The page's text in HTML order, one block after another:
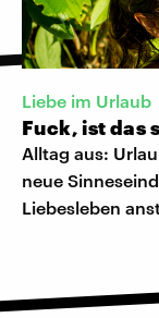
Liebe im Urlaub
Fuck, ist das
Alltag aus:
neue
Liebesleben